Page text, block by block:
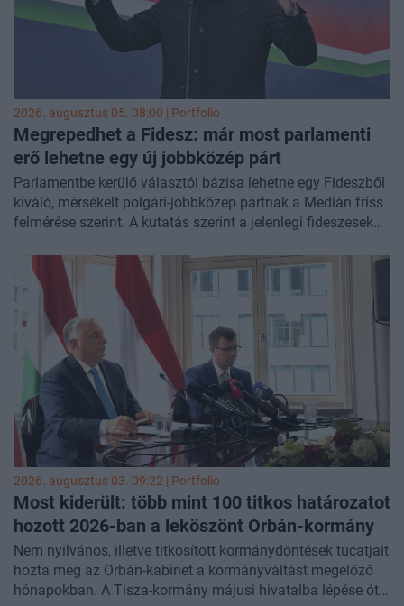
2026. augusztus 05. 08:00 | Portfolio
Megrepedhet a Fidesz: már most parlamenti
erő lehetne egy új jobbközép párt
Parlamentbe kerülő választói bázisa lehetne egy Fideszből
kiváló, mérsékelt polgári-jobbközép pártnak a Medián friss
felmérése szerint. A kutatás szerint a jelenlegi fideszesek
ajánlatra, azonban a majdani választási reform teljesen
áthúzhatja az ellenzék számításait.
2026. augusztus 03. 09:22 | Portfolio
Most kiderült: több mint 100 titkos határozatot
hozott 2026-ban a leköszönt Orbán-kormány
Nem nyilvános, illetve titkosított kormánydöntések tucatjait
hozta meg az Orbán-kabinet a kormányváltást megelőző
hónapokban. A Tisza-kormány májusi hivatalba lépése óta